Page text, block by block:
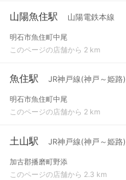
山陽魚住駅 山陽電鉄本線
明石市魚住町中尾
このページの店舗から 2 km
魚住駅 JR神戸線(神戸～姫路)
明石市魚住町中尾
このページの店舗から 2 km
土山駅 JR神戸線(神戸～姫路)
加古郡播磨町野添
このページの店舗から 2.3 km